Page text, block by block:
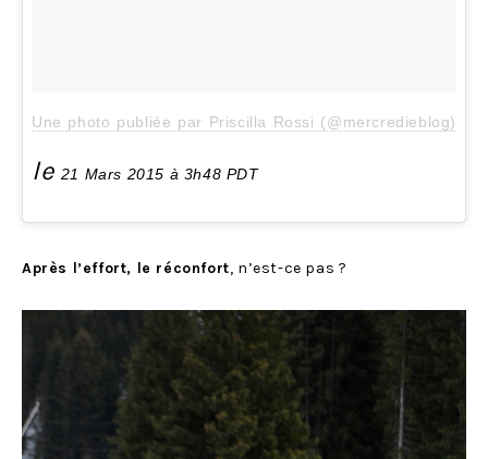
Une photo publiée par Priscilla Rossi (@mercredieblog)
le 21 Mars 2015 à 3h48 PDT
Après l’effort, le réconfort, n’est-ce pas ?